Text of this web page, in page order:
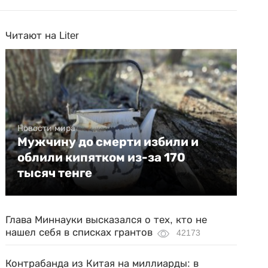
Читают на Liter
Новости мира
Мужчину до смерти избили и
облили кипятком из-за 170
тысяч тенге
Глава Миннауки высказался о тех, кто не
нашел себя в списках грантов
42173
Контрабанда из Китая на миллиарды: в